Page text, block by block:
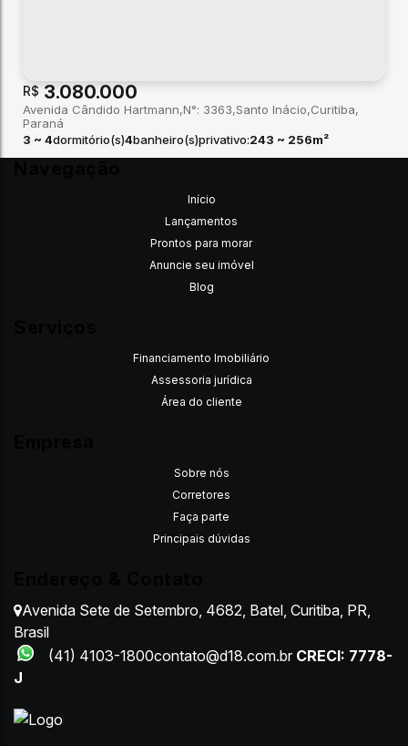
R$ 3.080.000
Avenida Cândido Hartmann N°: 3363 Santo Inácio Curitiba
Paraná
3 ~ 4dormitório(s)4banheiro(s)privativo:243 ~ 256m²
2 ~ 3suíte(s)total:243m²
Início
Lançamentos
Prontos para morar
Anuncie seu imóvel
Blog
Financiamento Imobiliário
Assessoria jurídica
Área do cliente
Sobre nós
Corretores
Faça parte
Principais dúvidas
Avenida Sete de Setembro, 4682, Batel, Curitiba, PR,
Brasil
(41) 4103-1800contato@d18.com.br CRECI: 7778-
J